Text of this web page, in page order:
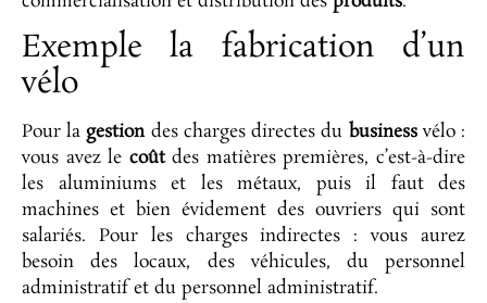
Exemple la fabrication d’un
vélo
Pour la gestiondes charges directes du businessvélo :
vous avez le coûtdes matières premières, c’est-à-dire
les aluminiums et les métaux, puis il faut des
machines et bien évidement des ouvriers qui sont
salariés. Pour les charges indirectes : vous aurez
besoin des locaux, des véhicules, du personnel
administratif et du personnel administratif.